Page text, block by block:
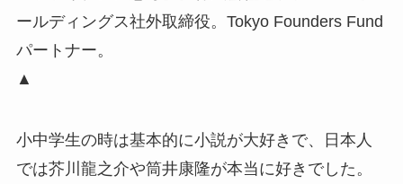
ールディングス社外取締役。Tokyo Founders Fund
パートナー。
▲
小中学生の時は基本的に小説が大好きで、日本人
では芥川龍之介や筒井康隆が本当に好きでした。